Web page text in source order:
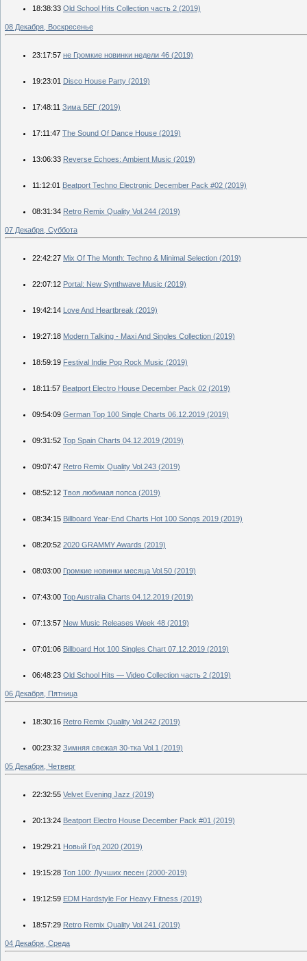
18:38:33 Old School Hits Collection часть 2 (2019)
08 Декабря, Воскресенье
23:17:57 не Громкие новинки недели 46 (2019)
19:23:01 Disco House Party (2019)
17:48:11 Зима БЕГ (2019)
17:11:47 The Sound Of Dance House (2019)
13:06:33 Reverse Echoes: Ambient Music (2019)
11:12:01 Beatport Techno Electronic December Pack #02 (2019)
08:31:34 Retro Remix Quality Vol.244 (2019)
07 Декабря, Суббота
22:42:27 Mix Of The Month: Techno & Minimal Selection (2019)
22:07:12 Portal: New Synthwave Music (2019)
19:42:14 Love And Heartbreak (2019)
19:27:18 Modern Talking - Maxi And Singles Collection (2019)
18:59:19 Festival Indie Pop Rock Music (2019)
18:11:57 Beatport Electro House December Pack 02 (2019)
09:54:09 German Top 100 Single Charts 06.12.2019 (2019)
09:31:52 Top Spain Charts 04.12.2019 (2019)
09:07:47 Retro Remix Quality Vol.243 (2019)
08:52:12 Твоя любимая попса (2019)
08:34:15 Billboard Year-End Charts Hot 100 Songs 2019 (2019)
08:20:52 2020 GRAMMY Awards (2019)
08:03:00 Громкие новинки месяца Vol.50 (2019)
07:43:00 Top Australia Charts 04.12.2019 (2019)
07:13:57 New Music Releases Week 48 (2019)
07:01:06 Billboard Hot 100 Singles Chart 07.12.2019 (2019)
06:48:23 Old School Hits — Video Collection часть 2 (2019)
06 Декабря, Пятница
18:30:16 Retro Remix Quality Vol.242 (2019)
00:23:32 Зимняя свежая 30-тка Vol.1 (2019)
05 Декабря, Четверг
22:32:55 Velvet Evening Jazz (2019)
20:13:24 Beatport Electro House December Pack #01 (2019)
19:29:21 Новый Год 2020 (2019)
19:15:28 Топ 100: Лучших песен (2000-2019)
19:12:59 EDM Hardstyle For Heavy Fitness (2019)
18:57:29 Retro Remix Quality Vol.241 (2019)
04 Декабря, Среда